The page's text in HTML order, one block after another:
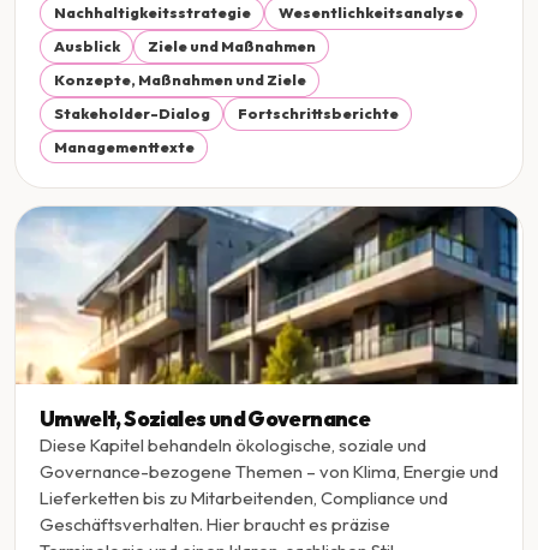
Nachhaltigkeitsstrategie
Wesentlichkeitsanalyse
Ausblick
Ziele und Maßnahmen
Konzepte, Maßnahmen und Ziele
Stakeholder-Dialog
Fortschrittsberichte
Managementtexte
Umwelt, Soziales und Governance
Diese Kapitel behandeln ökologische, soziale und
Governance-bezogene Themen – von Klima, Energie und
Lieferketten bis zu Mitarbeitenden, Compliance und
Geschäftsverhalten. Hier braucht es präzise